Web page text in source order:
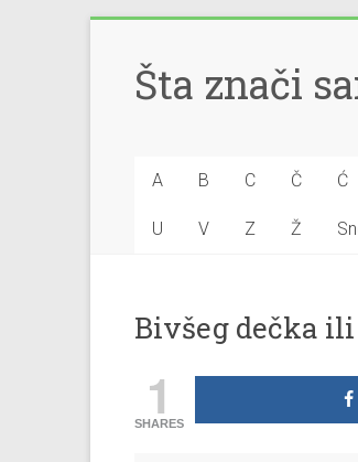
Šta znači
A B C Č Ć
U V Z Ž
Bivšeg dečka
1
SHARES